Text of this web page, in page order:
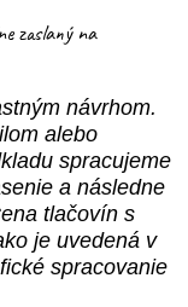
zaslaný na
návrhom.
alebo
spracujeme
a následne
tlačovín s
je uvedená v
spracovanie